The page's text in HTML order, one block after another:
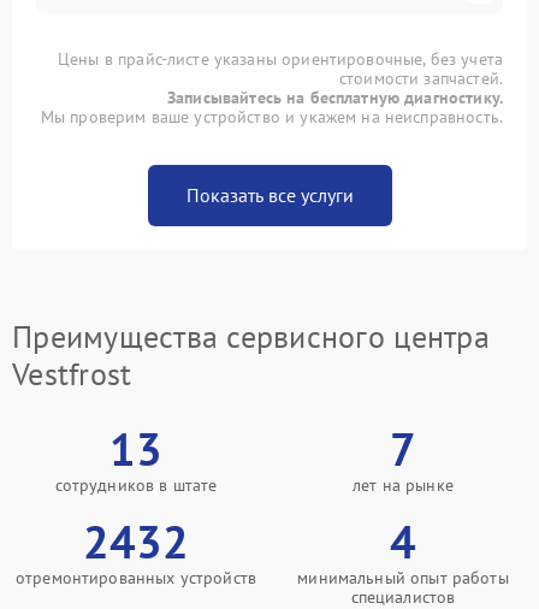
Цены в прайс-листе указаны ориентировочные, без учета
стоимости запчастей.
Записывайтесь на бесплатную диагностику.
Мы проверим ваше устройство и укажем на неисправность.
Показать все услуги
Преимущества сервисного центра
Vestfrost
13
сотрудников в штате
7
лет на рынке
2432
отремонтированных устройств
4
минимальный опыт работы
специалистов